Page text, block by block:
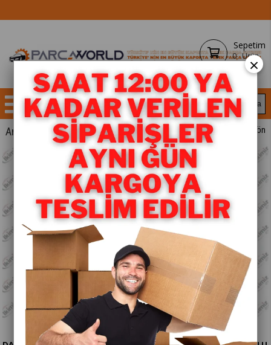
Sepetim
0 Ürün
Anasayfa YEDEK PARÇA < < Önceki Sayfaya Dön
×